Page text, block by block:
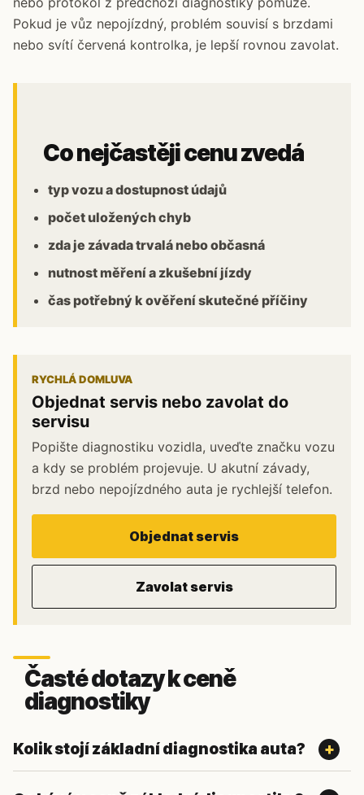
Pokud je vůz nepojízdný, problém souvisí s brzdami
nebo svítí červená kontrolka, je lepší rovnou zavolat.
Co nejčastěji cenu zvedá
typ vozu a dostupnost údajů
počet uložených chyb
zda je závada trvalá nebo občasná
nutnost měření a zkušební jízdy
čas potřebný k ověření skutečné příčiny
RYCHLÁ DOMLUVA
Objednat servis nebo zavolat do
servisu
Popište diagnostiku vozidla, uveďte značku vozu
a kdy se problém projevuje. U akutní závady,
brzd nebo nepojízdného auta je rychlejší telefon.
Objednat servis
Zavolat servis
Časté dotazy k ceně
diagnostiky
Kolik stojí základní diagnostika auta?